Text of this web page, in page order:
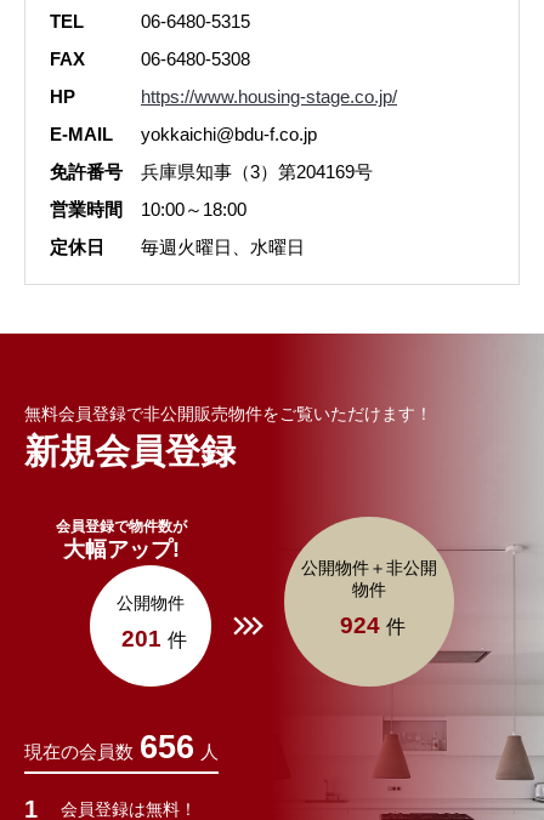
TEL
06-6480-5315
FAX
06-6480-5308
HP
https://www.housing-stage.co.jp/
E-MAIL
yokkaichi@bdu-f.co.jp
免許番号
兵庫県知事（3）第204169号
営業時間
10:00～18:00
定休日
毎週火曜日、水曜日
無料会員登録で非公開販売物件をご覧いただけます！
新規会員登録
会員登録で物件数が
大幅アップ!
公開物件
201 件
公開物件＋非公開
物件
924 件
現在の会員数 656 人
会員登録は無料！